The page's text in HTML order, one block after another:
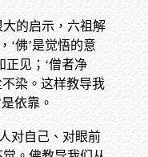
大的启示，六祖解
‘佛’是觉悟的意
正见；‘僧者净
不染。这样教导我
依靠。
对自己、对眼前